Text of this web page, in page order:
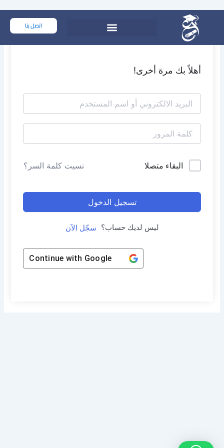
المحتوى
اتصل بنا
أهلاً بك مرة أخرى!
البقاء متصلا نسيت كلمة السر؟
تسجيل الدخول
ليس لديك حساب؟ سجّل الآن
Continue with Google